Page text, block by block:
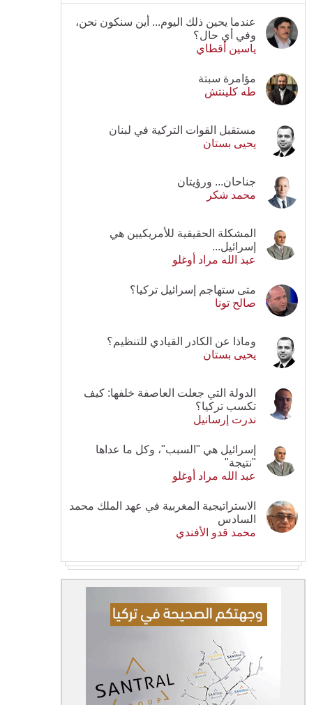
عندما يحين ذلك اليوم... أين سنكون نحن،
وفي أي حال؟
ياسين أقطاي
مؤامرة سبتة
طه كلينتش
مستقبل القوات التركية في لبنان
يحيى بستان
جناحان... ورؤيتان
محمد شكر
المشكلة الحقيقية للأمريكيين هي
إسرائيل...
عبد الله مراد أوغلو
متى ستهاجم إسرائيل تركيا؟
صالح تونا
وماذا عن الكادر القيادي للتنظيم؟
يحيى بستان
الدولة التي جعلت العاصفة خلفها: كيف
تكسب تركيا؟
ندرت إرسانيل
إسرائيل هي "السبب"، وكل ما عداها
"نتيجة"
عبد الله مراد أوغلو
الاستراتيجية المغربية في عهد الملك محمد
السادس
محمد قدو الأفندي